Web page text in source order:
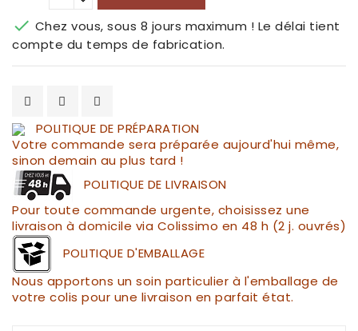
 Chez vous, sous 8 jours maximum ! Le délai tient
compte du temps de fabrication.
POLITIQUE DE PRÉPARATION
Votre commande sera préparée aujourd'hui même,
sinon demain au plus tard !
POLITIQUE DE LIVRAISON
Pour toute commande urgente, choisissez une
livraison à domicile via Colissimo en 48 h (2 j. ouvrés)
POLITIQUE D'EMBALLAGE
Nous apportons un soin particulier à l'emballage de
votre colis pour une livraison en parfait état.